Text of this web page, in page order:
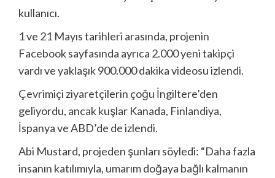
kullanıcı.
1 ve 21 Mayıs tarihleri ​​arasında, projenin
Facebook sayfasında ayrıca 2.000 yeni takipçi
vardı ve yaklaşık 900.000 dakika videosu izlendi.
Çevrimiçi ziyaretçilerin çoğu İngiltere’den
geliyordu, ancak kuşlar Kanada, Finlandiya,
İspanya ve ABD’de de izlendi.
Abi Mustard, projeden şunları söyledi: “Daha fazla
insanın katılımıyla, umarım doğaya bağlı kalmanın